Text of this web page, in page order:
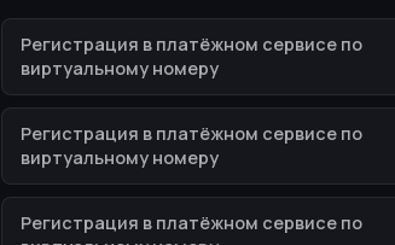
Регистрация в платёжном сервисе по
виртуальному номеру
Регистрация в платёжном сервисе по
виртуальному номеру
Регистрация в платёжном сервисе по